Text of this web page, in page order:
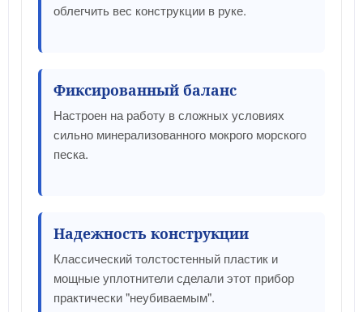
облегчить вес конструкции в руке.
Фиксированный баланс
Настроен на работу в сложных условиях
сильно минерализованного мокрого морского
песка.
Надежность конструкции
Классический толстостенный пластик и
мощные уплотнители сделали этот прибор
практически "неубиваемым".